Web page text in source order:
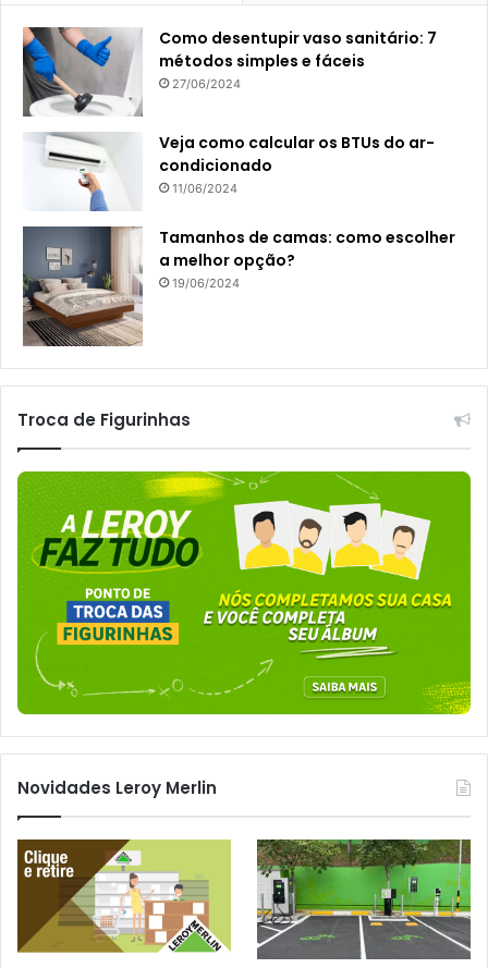
Como desentupir vaso sanitário: 7
métodos simples e fáceis
27/06/2024
Veja como calcular os BTUs do ar-
condicionado
11/06/2024
Tamanhos de camas: como escolher
a melhor opção?
19/06/2024
Troca de Figurinhas
Novidades Leroy Merlin